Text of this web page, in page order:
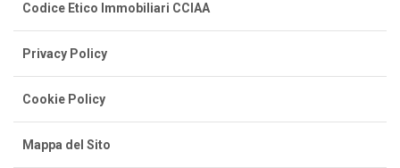
Codice Etico Immobiliari CCIAA
Privacy Policy
Cookie Policy
Mappa del Sito